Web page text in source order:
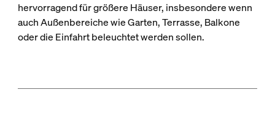
hervorragend für größere Häuser, insbesondere wenn
auch Außenbereiche wie Garten, Terrasse, Balkone
oder die Einfahrt beleuchtet werden sollen.